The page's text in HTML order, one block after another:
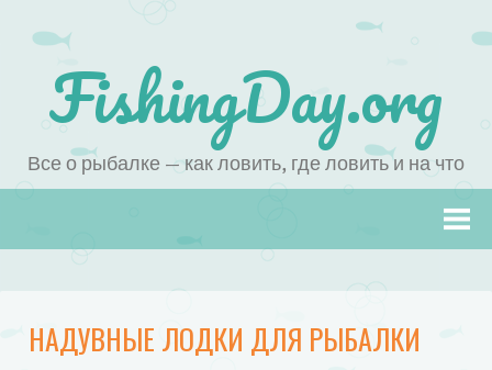
FishingDay.org
Все о рыбалке — как ловить, где ловить и на что
НАДУВНЫЕ ЛОДКИ ДЛЯ РЫБАЛКИ